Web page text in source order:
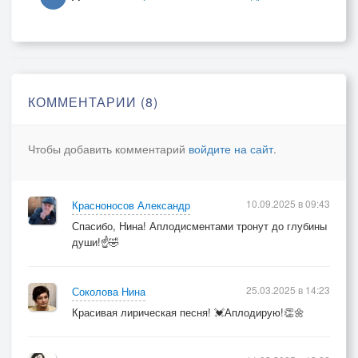
КОММЕНТАРИИ (8)
Чтобы добавить комментарий войдите на сайт.
Красноносов Александр
Спасибо, Нина! Аплодисментами тронут до глубины
души!☝️🤣
10.09.2025 в 09:43
Соколова Нина
Красивая лирическая песня! 💓Аплодирую!👏🌼
25.03.2025 в 14:23